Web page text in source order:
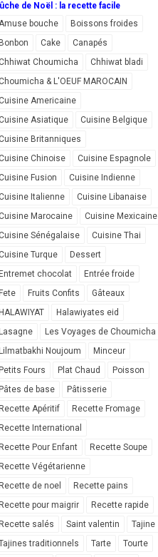
de Noël : la recette facile
bouche
Boissons froides
Bonbon
Cake
Canapés
Chhiwat Choumicha
Chhiwat bladi
Choumicha & L'OEUF MAROCAIN
Cuisine Americaine
Cuisine Asiatique
Cuisine Belgique
Cuisine Britanniques
Cuisine Chinoise
Cuisine Espagnole
Cuisine Fusion
Cuisine Indienne
Cuisine Italienne
Cuisine Libanaise
Cuisine Marocaine
Cuisine Mexicaine
Cuisine Sénégalaise
Cuisine Thai
Cuisine Turque
Dessert
Entremet chocolat
Entrée froide
Fete
Fruits Confits
Gâteaux
HALAWIYAT
Halawiyates eid
Lasagne
Les Voyages de Choumicha
Lilmatbakhi Noujoum
Minceur
Petits Fours
Plat Chaud
Poisson
Pâtes de base
Pâtisserie
Recette Apéritif
Recette Fromage
Recette International
Recette Pour Enfant
Recette Soupe
Recette Végétarienne
Recette de noel
Recette pains
Recette pour maigrir
Recette rapide
Recette salés
Saint valentin
Tajine
traditionnels
Tarte
Tourte